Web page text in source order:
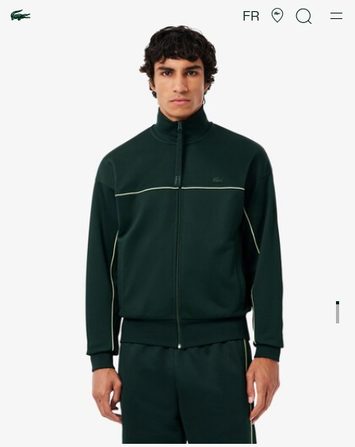
FR
d’images
produit